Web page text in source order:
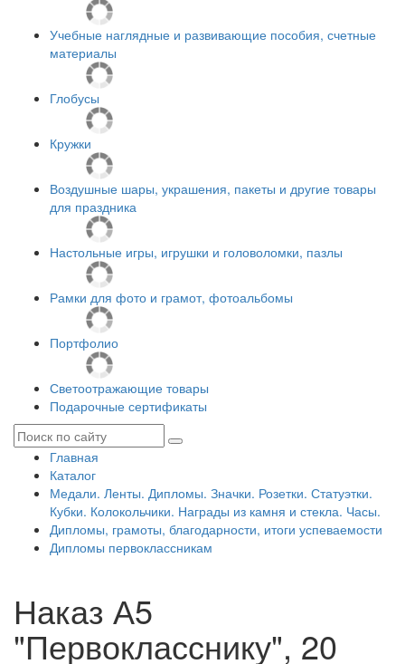
Учебные наглядные и развивающие пособия, счетные
материалы
Глобусы
Кружки
Воздушные шары, украшения, пакеты и другие товары
для праздника
Настольные игры, игрушки и головоломки, пазлы
Рамки для фото и грамот, фотоальбомы
Портфолио
Светоотражающие товары
Подарочные сертификаты
Главная
Каталог
Медали. Ленты. Дипломы. Значки. Розетки. Статуэтки.
Кубки. Колокольчики. Награды из камня и стекла. Часы.
Дипломы, грамоты, благодарности, итоги успеваемости
Дипломы первоклассникам
Наказ А5
"Первокласснику", 20